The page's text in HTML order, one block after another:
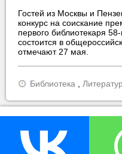
Гостей из Москвы и
конкурс на соискание
первого библиотекаря
состоится в
отмечают 27 мая.
Библиотека